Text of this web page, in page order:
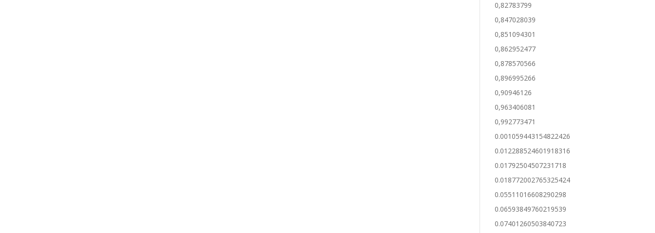
0,82783799
0,847028039
0,851094301
0,862952477
0,878570566
0,896995266
0,90946126
0,963406081
0,992773471
0.001059443154822426
0.012288524601918316
0.01792504507231718
0.018772002765325424
0.05511016608290298
0.06593849760219539
0.07401260503840723